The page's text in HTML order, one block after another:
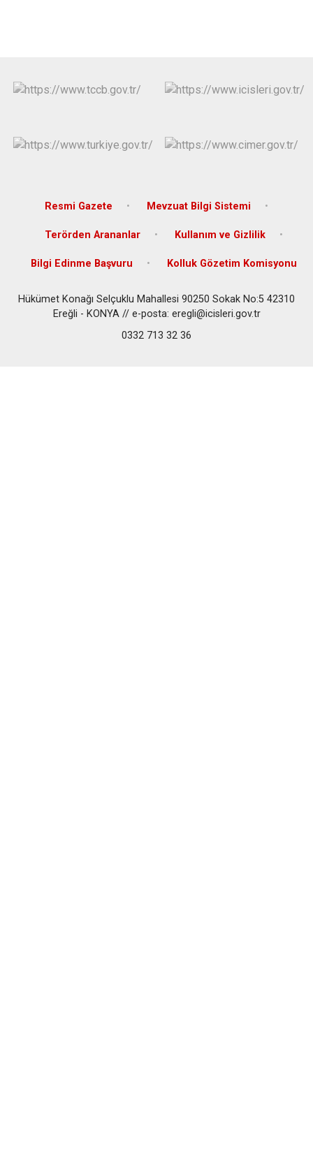
Resmi Gazete Mevzuat Bilgi Sistemi
Terörden Arananlar Kullanım ve Gizlilik
Bilgi Edinme Başvuru Kolluk Gözetim Komisyonu
Hükümet Konağı Selçuklu Mahallesi 90250 Sokak No:5 42310
Ereğli - KONYA // e-posta: eregli@icisleri.gov.tr
0332 713 32 36